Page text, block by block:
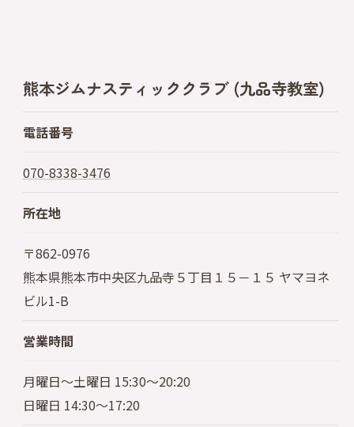
熊本ジムナスティッククラブ (九品寺教室)
電話番号
070-8338-3476
所在地
〒862-0976
熊本県熊本市中央区九品寺５丁目１５－１５ ヤマヨネ
ビル1-B
営業時間
月曜日～土曜日 15:30～20:20
日曜日 14:30～17:20